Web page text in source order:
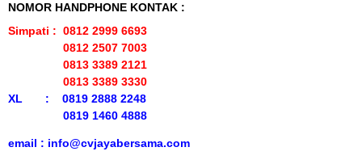
NOMOR HANDPHONE KONTAK :
Simpati : 0812 2999 6693
0812 2507 7003
0813 3389 2121
0813 3389 3330
XL : 0819 2888 2248
0819 1460 4888
email : info@cvjayabersama.com